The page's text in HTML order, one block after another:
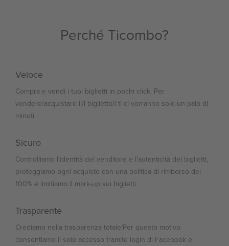
Perché Ticombo?
Veloce
Compra e vendi i tuoi biglietti in pochi click. Per
vendere/acquistare il/i biglietto/i ti ci vorranno solo un paio di
minuti
Sicuro
Controlliamo l'identità del venditore e l'autenticità dei biglietti,
proteggiamo ogni acquisto con una politica di rimborso del
100% e limitiamo il mark-up sui biglietti
Trasparente
Crediamo nella trasparenza totale!Per questo motivo
consentiamo il solo accesso tramite login di Facebook e